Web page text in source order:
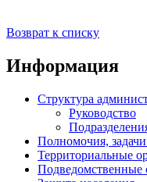
Возврат к списку
Информация
Структура
Руководство
Полномочия,
Территориальные
Подведомственные